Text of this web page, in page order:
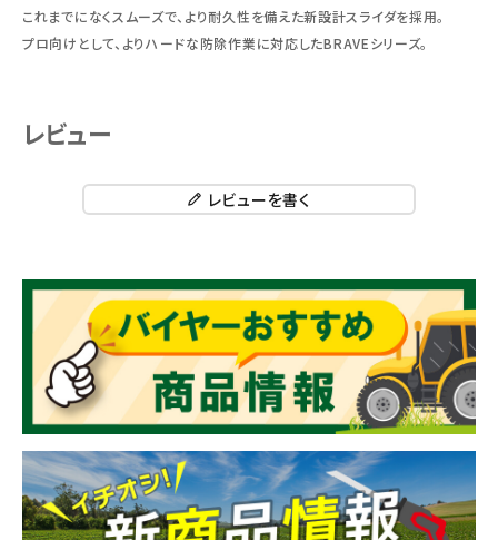
これまでになくスムーズで、より耐久性を備えた新設計スライダを採用。
プロ向けとして、よりハードな防除作業に対応したBRAVEシリーズ。
レビュー
レビューを書く